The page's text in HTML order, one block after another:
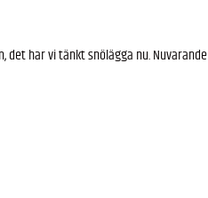
det har vi tänkt snölägga nu. Nuvarande